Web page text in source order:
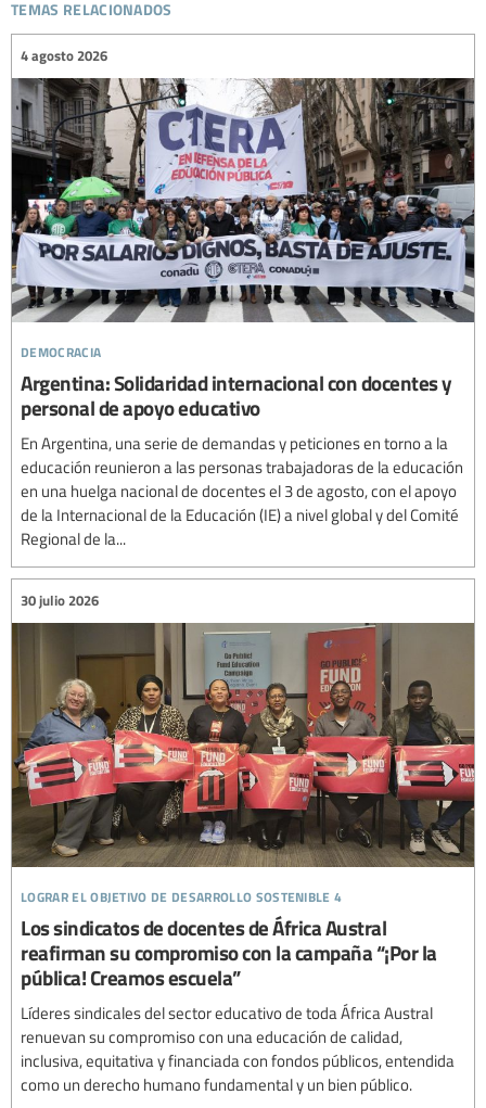
democracia
4 agosto 2026
Argentina: Solidaridad internacional con docentes y
personal de apoyo educativo
En Argentina, una serie de demandas y peticiones en torno a la
educación reunieron a las personas trabajadoras de la educación
en una huelga nacional de docentes el 3 de agosto, con el apoyo
de la Internacional de la Educación (IE) a nivel global y del Comité
Regional de la...
lograr el objetivo de desarrollo sostenible 4
30 julio 2026
Los sindicatos de docentes de África Austral
reafirman su compromiso con la campaña “¡Por la
pública! Creamos escuela”
Líderes sindicales del sector educativo de toda África Austral
renuevan su compromiso con una educación de calidad,
inclusiva, equitativa y financiada con fondos públicos, entendida
como un derecho humano fundamental y un bien público.